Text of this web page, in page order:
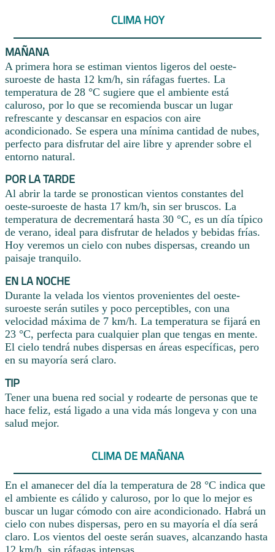
CLIMA HOY
MAÑANA
A primera hora se estiman vientos ligeros del oeste-
suroeste de hasta 12 km/h, sin ráfagas fuertes. La
temperatura de 28 °C sugiere que el ambiente está
caluroso, por lo que se recomienda buscar un lugar
refrescante y descansar en espacios con aire
acondicionado. Se espera una mínima cantidad de nubes,
perfecto para disfrutar del aire libre y aprender sobre el
entorno natural.
POR LA TARDE
Al abrir la tarde se pronostican vientos constantes del
oeste-suroeste de hasta 17 km/h, sin ser bruscos. La
temperatura de decrementará hasta 30 °C, es un día típico
de verano, ideal para disfrutar de helados y bebidas frías.
Hoy veremos un cielo con nubes dispersas, creando un
paisaje tranquilo.
EN LA NOCHE
Durante la velada los vientos provenientes del oeste-
suroeste serán sutiles y poco perceptibles, con una
velocidad máxima de 7 km/h. La temperatura se fijará en
23 °C, perfecta para cualquier plan que tengas en mente.
El cielo tendrá nubes dispersas en áreas específicas, pero
en su mayoría será claro.
TIP
Tener una buena red social y rodearte de personas que te
hace feliz, está ligado a una vida más longeva y con una
salud mejor.
CLIMA DE MAÑANA
En el amanecer del día la temperatura de 28 °C indica que
el ambiente es cálido y caluroso, por lo que lo mejor es
buscar un lugar cómodo con aire acondicionado. Habrá un
cielo con nubes dispersas, pero en su mayoría el día será
claro. Los vientos del oeste serán suaves, alcanzando hasta